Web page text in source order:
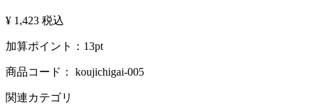
¥ 1,423 税込
加算ポイント： 13pt
商品コード： koujichigai-005
関連カテゴリ